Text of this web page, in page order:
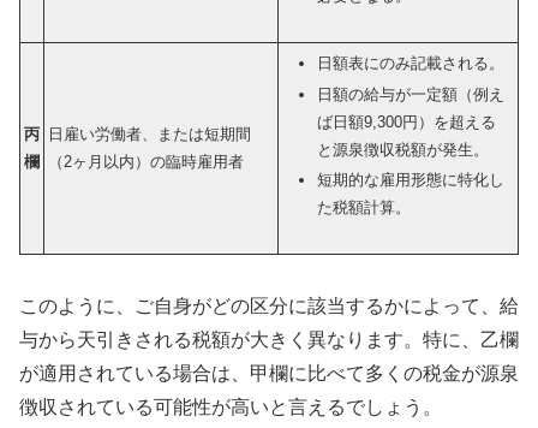
丙
欄
日雇い労働者、または短期間
（2ヶ月以内）の臨時雇用者
日額表にのみ記載される。
日額の給与が一定額（例え
ば日額9,300円）を超える
と源泉徴収税額が発生。
短期的な雇用形態に特化し
た税額計算。
このように、ご自身がどの区分に該当するかによって、給
与から天引きされる税額が大きく異なります。特に、乙欄
が適用されている場合は、甲欄に比べて多くの税金が源泉
徴収されている可能性が高いと言えるでしょう。